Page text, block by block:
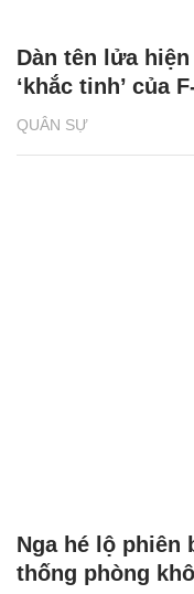
QUÂN SỰ
Dàn tên lửa
‘khắc tinh’ của
Nga hé lộ phiên
thống phòng